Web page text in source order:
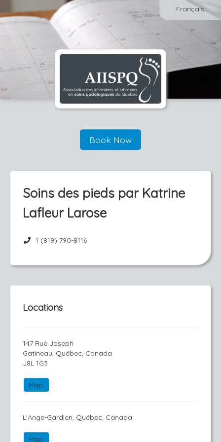
Français
Book Now
Soins des pieds par Katrine
Lafleur Larose
1 (819) 790-8116
Locations
147 Rue Joseph
Gatineau, Québec, Canada
J8L 1G3
Map
L'Ange-Gardien, Québec, Canada
Map